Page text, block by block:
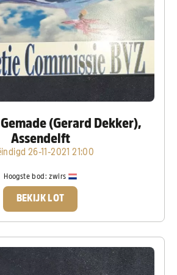
(Gerard Dekker),
Assendelft
26-11-2021 21:00
Hoogste bod:zwirs
BEKIJK LOT